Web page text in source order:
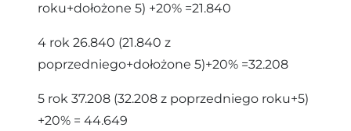
roku+dołożone 5) +20% =21.840
4 rok 26.840 (21.840 z
poprzedniego+dołożone 5)+20% =32.208
5 rok 37.208 (32.208 z poprzedniego roku+5)
+20% = 44.649